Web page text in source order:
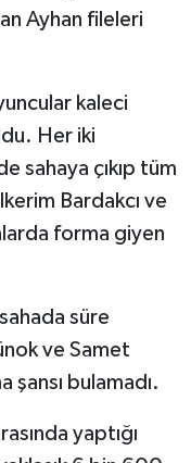
Ayhan fileleri
kaleci
Her iki
sahaya çıkıp tüm
Bardakcı ve
forma giyen
süre
ve Samet
bulamadı.
yaptığı